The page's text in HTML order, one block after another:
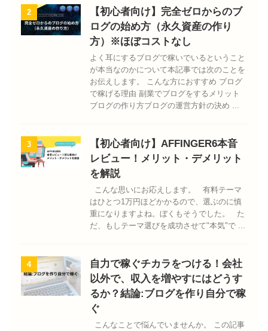
2
【初心者向け】完全ゼロからのブ
ログの始め方（永久資産の作り
方）※ほぼコストなし
よく耳にするブログで稼いでいるということ
が本当なのかについて本記事では次のことを
お伝えします。 こんな方におすすめ ブログ
で稼げる理由 副業でブログをするメリット
ブログの作り方ブログの運営方針の決め ...
3
【初心者向け】AFFINGER6本音
レビュー！メリット・デメリット
を解説
こんな思いにお応えします。 有料テーマ
はひとつ1万円ほどかかるので、選ぶのに慎
重になりますよね。ぼくもそうでした。 た
だ、もしテーマ選びを成功させて"本気"で ...
4
自力で稼ぐチカラをつける！会社
以外で、収入を増やすにはどうす
るか？結論:ブログを作り自分で稼
ぐ
こんなことで悩んでいませんか。 この記事